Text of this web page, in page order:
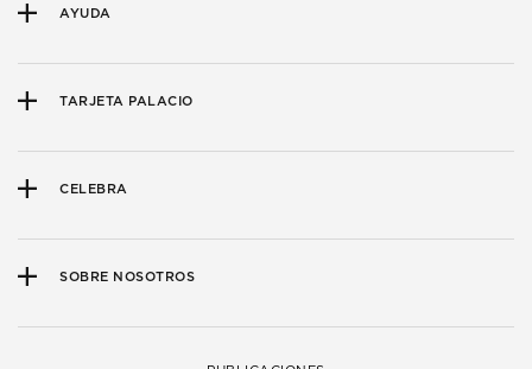
AYUDA
TARJETA PALACIO
CELEBRA
SOBRE NOSOTROS